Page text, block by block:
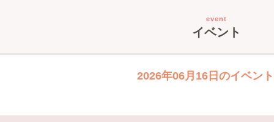
event
イベント
2026年06月16日のイベン